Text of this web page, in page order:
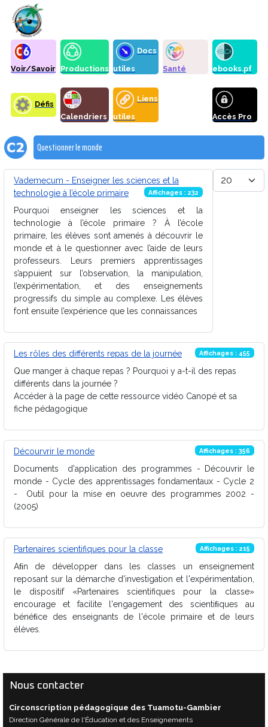
Voir/Savoir Productions
Docs
utiles
Santé ebooks.pf
Défis
Calendriers
Liens
utiles
Accès Pro
Questionner le monde
Afficher #
Vademecum - Enseigner les sciences et la
technologie à l’école primaire
Affichages : 232
Pourquoi enseigner les sciences et la
technologie à l’école primaire ? À l’école
primaire, les élèves sont amenés à découvrir le
monde et à le questionner avec l’aide de leurs
professeurs. Leurs premiers apprentissages
s’appuient sur l’observation, la manipulation,
l’expérimentation, et des enseignements
progressifs du simple au complexe. Les élèves
font ensuite l’expérience que les connaissances
Les rôles des différents repas de la journée Affichages : 455
Que manger à chaque repas ? Pourquoi y a-t-il des repas
différents dans la journée ?
Accéder à la page de cette ressource vidéo Canopé et sa
fiche pédagogique
Décourvrir le monde Affichages : 356
Documents d'application des programmes - Découvrir le
monde - Cycle des apprentissages fondamentaux - Cycle 2
- Outil pour la mise en oeuvre des programmes 2002 -
(2005)
Partenaires scientifiques pour la classe Affichages : 215
Aﬁn de développer dans les classes un enseignement
reposant sur la démarche d'investigation et l'expérimentation,
le dispositif «Partenaires scientifiques pour la classe»
encourage et facilite l'engagement des scientiﬁques au
bénéﬁce des enseignants de l'école primaire et de leurs
élèves.
Nous contacter
Circonscription pédagogique des Tuamotu-Gambier
Direction Générale de l'Éducation et des Enseignements